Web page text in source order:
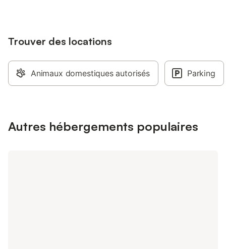
Trouver des locations
Animaux domestiques autorisés Parking
Autres hébergements populaires